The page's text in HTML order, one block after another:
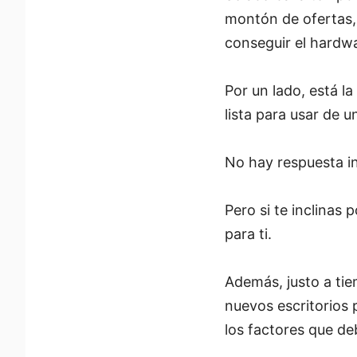
montón de
conseguir el
Por un lado, está
lista para usar de
No hay respuesta
Pero si te inclinas
para ti.
Además, justo a
nuevos escritorios
los factores que